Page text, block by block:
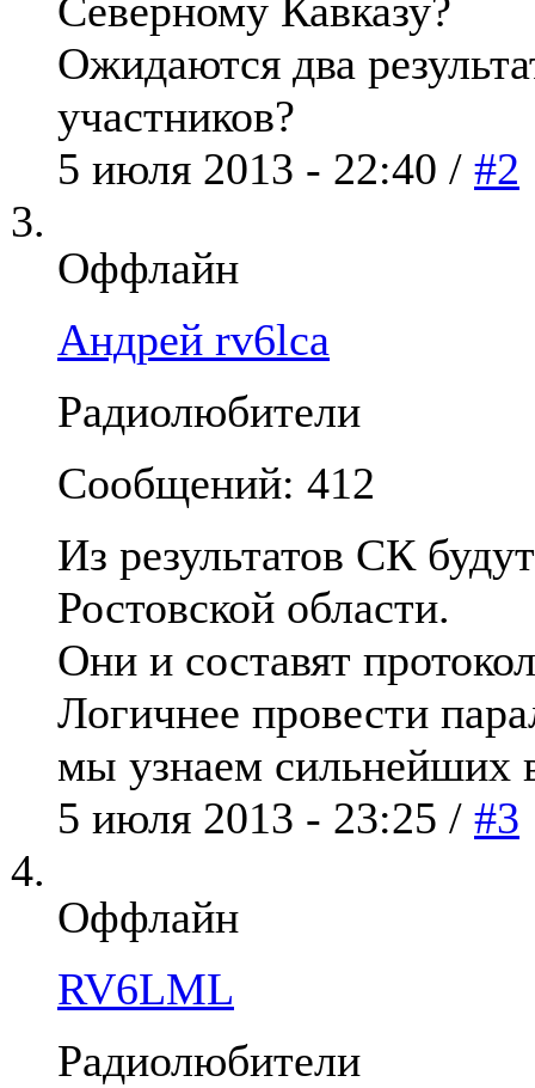
Северному Кавказу?
Ожидаются два
участников?
5 июля 2013 - 22:40 / #2
Оффлайн
Андрей rv6lca
Радиолюбители
Сообщений: 412
Из результатов СК
Ростовской области.
Они и составят
Логичнее провести
мы узнаем сильнейших
5 июля 2013 - 23:25 / #3
Оффлайн
RV6LML
Радиолюбители